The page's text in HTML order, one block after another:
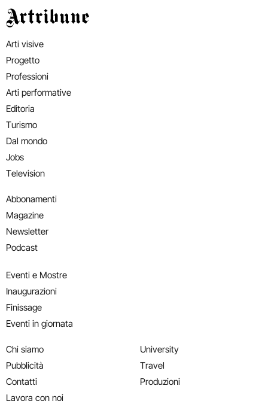
Artribune
Arti visive
Progetto
Professioni
Arti performative
Editoria
Turismo
Dal mondo
Jobs
Television
Abbonamenti
Magazine
Newsletter
Podcast
Eventi e Mostre
Inaugurazioni
Finissage
Eventi in giornata
Chi siamo
Pubblicità
Contatti
Lavora con noi
University
Travel
Produzioni